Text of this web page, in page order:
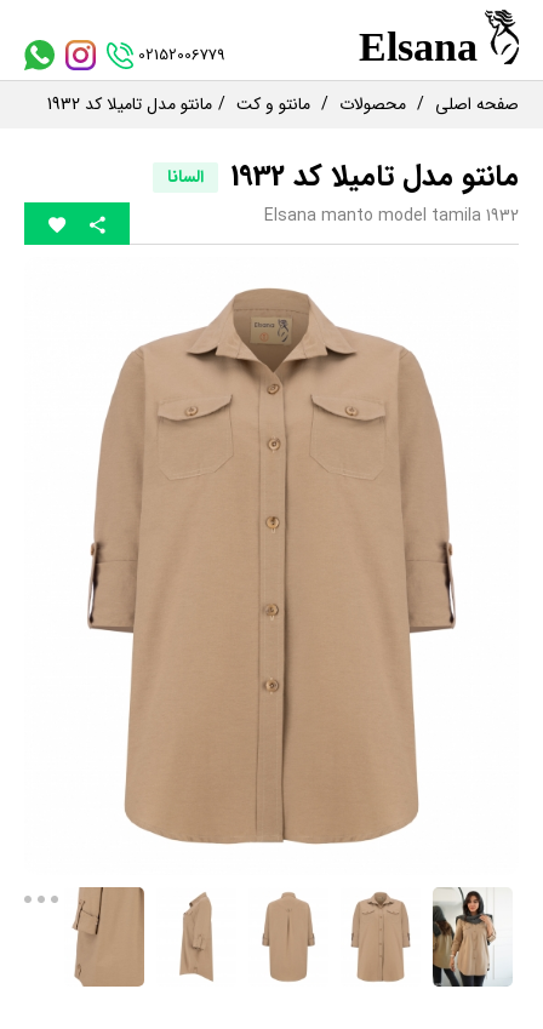
02152006779
صفحه اصلی محصولات مانتو و کت مانتو مدل تامیلا کد 1932
مانتو مدل تامیلا کد 1932
السانا
Elsana manto model tamila 1932